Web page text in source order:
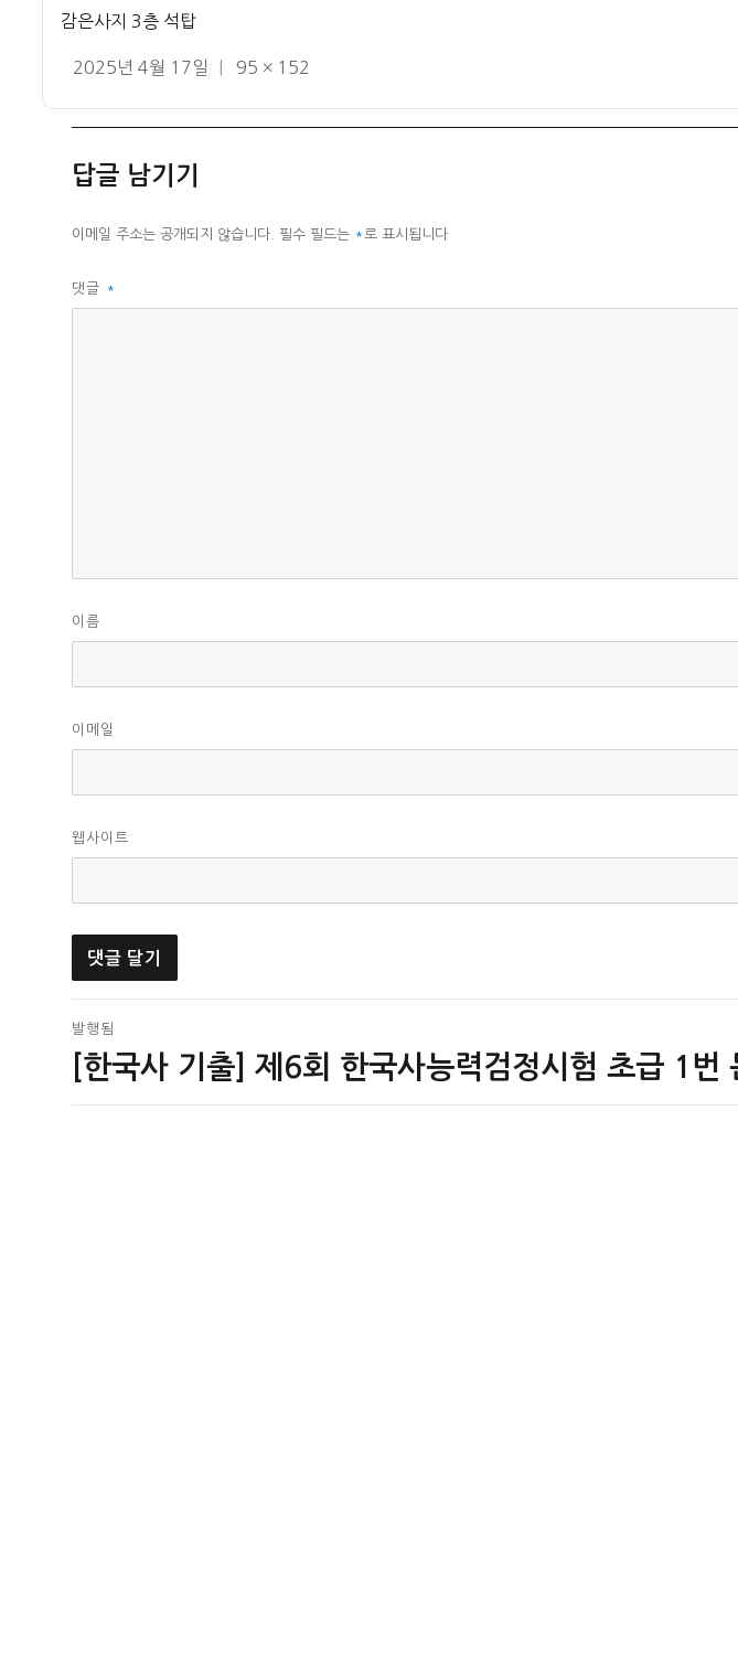
감은사지 3층 석탑
작
2025년 4월 17일
전
95 × 152
답글 남기기
이메일 주소는 공개되지 않습니다. 필수 필드는 *로 표시됩니다
댓글 *
이름
이메일
웹사이트
글
탐
색
발행됨
[한국사 기출] 제6회 한국사능력검정시험 초급 1번